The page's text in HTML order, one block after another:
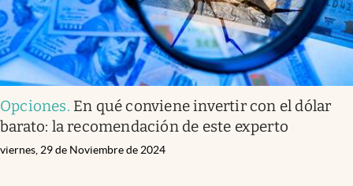
Mundial 2026
Eventos Corporativos
El Cronista Studio
Mediakit
abre en nueva pestaña
Argentina
Opciones. En qué conviene invertir con el dólar
barato: la recomendación de este experto
viernes, 29 de Noviembre de 2024